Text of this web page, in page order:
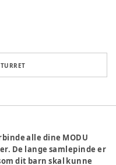
alle dine MODU
De lange samlepinde er
dit barn skal kunne